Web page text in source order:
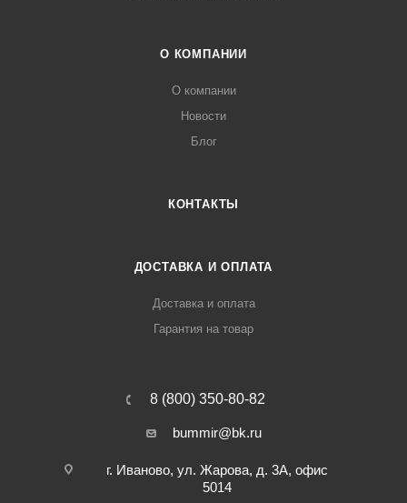
О КОМПАНИИ
О компании
Новости
Блог
КОНТАКТЫ
ДОСТАВКА И ОПЛАТА
Доставка и оплата
Гарантия на товар
8 (800) 350-80-82
bummir@bk.ru
г. Иваново, ул. Жарова, д. 3А, офис
5014